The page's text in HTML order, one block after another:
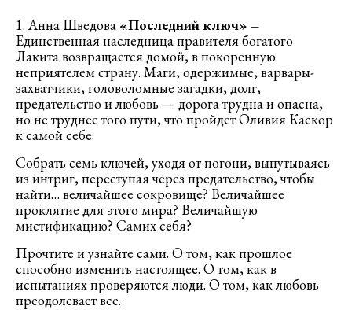
1. Анна Шведова «Последний ключ» –
Единственная наследница правителя богатого
Лакита возвращается домой, в покоренную
неприятелем страну. Маги, одержимые, варвары-
захватчики, головоломные загадки, долг,
предательство и любовь — дорога трудна и опасна,
но не труднее того пути, что пройдет Оливия Каскор
к самой себе.
Собрать семь ключей, уходя от погони, выпутываясь
из интриг, переступая через предательство, чтобы
найти… величайшее сокровище? Величайшее
проклятие для этого мира? Величайшую
мистификацию? Самих себя?
Прочтите и узнайте сами. О том, как прошлое
способно изменить настоящее. О том, как в
испытаниях проверяются люди. О том, как любовь
преодолевает все.